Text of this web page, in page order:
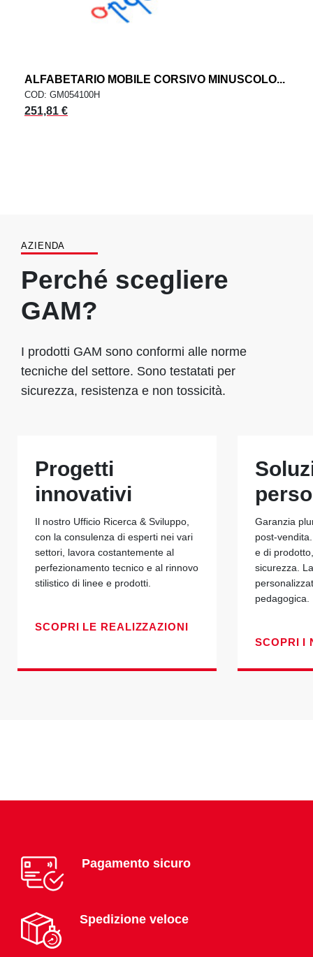
ALFABETARIO MOBILE CORSIVO MINUSCOLO...
COD: GM054100H
251,81 €
AZIENDA
Perché scegliere
GAM?
I prodotti GAM sono conformi alle norme
tecniche del settore. Sono testatati per
sicurezza, resistenza e non tossicità.
Progetti
innovativi
Il nostro Ufficio Ricerca & Sviluppo,
con la consulenza di esperti nei vari
settori, lavora costantemente al
perfezionamento tecnico e al rinnovo
stilistico di linee e prodotti.
SCOPRI LE REALIZZAZIONI
Garanzia
post-
e di
sicurezza.
pedagogica.
SCOPRI I
Pagamento sicuro
Spedizione veloce